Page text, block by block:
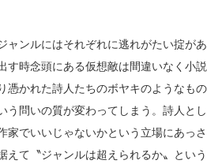
ャンルにはそれぞれに逃れがたい掟が
す時念頭にある仮想敵は間違いなく小
憑かれた詩人たちのボヤキのようなも
う問いの質が変わってしまう。詩人と
家でいいじゃないかという立場にあっ
えて〝ジャンルは超えられるか〟とい